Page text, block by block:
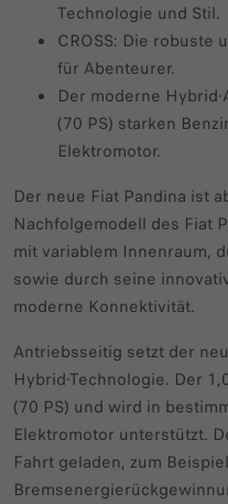
Technologie und Stil.
CROSS: Die robuste
für Abenteurer.
Der moderne
(70 PS) starken
Elektromotor.
Der neue Fiat Pandina ist
Nachfolgemodell des Fiat
mit variablem Innenraum,
sowie durch seine
moderne Konnektivität.
Antriebsseitig setzt der
Hybrid-Technologie. Der
(70 PS) und wird in
Elektromotor unterstützt.
Fahrt geladen, zum